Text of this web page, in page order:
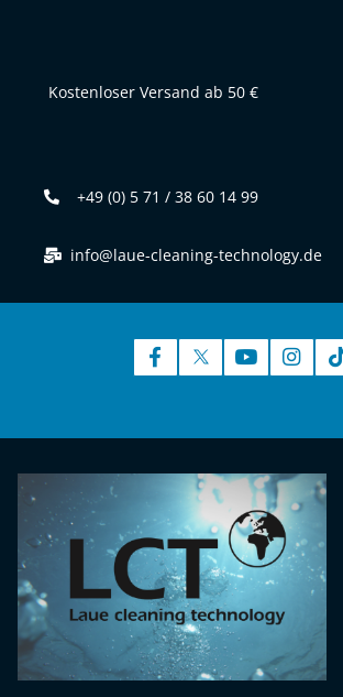
Kostenloser Versand ab 50 €
+49 (0) 5 71 / 38 60 14 99
info@laue-cleaning-technology.de